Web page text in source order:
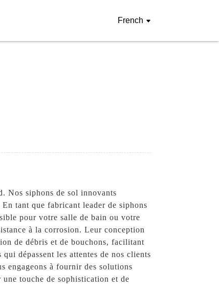
French
Nos siphons de sol innovants
tant que fabricant leader de siphons
pour votre salle de bain ou votre
à la corrosion. Leur conception
de débris et de bouchons, facilitant
dépassent les attentes de nos clients
engageons à fournir des solutions
touche de sophistication et de